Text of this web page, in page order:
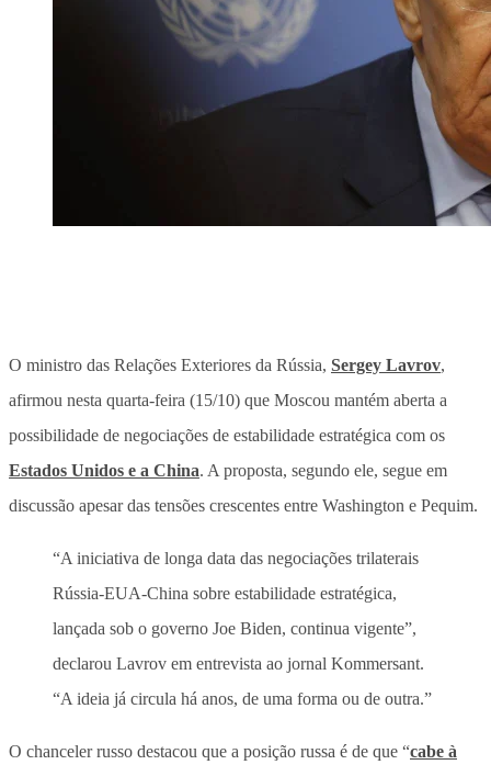
O ministro das Relações Exteriores da Rússia, Sergey Lavrov,
afirmou nesta quarta-feira (15/10) que Moscou mantém aberta a
possibilidade de negociações de estabilidade estratégica com os
Estados Unidos e a China. A proposta, segundo ele, segue em
discussão apesar das tensões crescentes entre Washington e Pequim.
“A iniciativa de longa data das negociações trilaterais
Rússia-EUA-China sobre estabilidade estratégica,
lançada sob o governo Joe Biden, continua vigente”,
declarou Lavrov em entrevista ao jornal Kommersant.
“A ideia já circula há anos, de uma forma ou de outra.”
O chanceler russo destacou que a posição russa é de que “cabe à